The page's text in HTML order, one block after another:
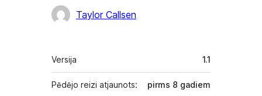
Līdzdalībnieki
Taylor Callsen
Meta
Versija 1.1
Pēdējo reizi atjaunots: pirms 8 gadiem